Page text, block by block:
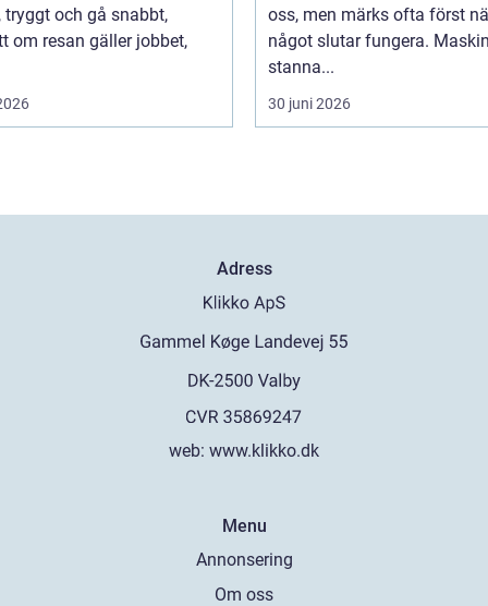
tryggt och gå snabbt,
om resan gäller jobbet,
oss, men märks ofta först
något slutar fungera.
stanna...
30 juni 2026
Adress
web: www.klikko.dk
Menu
Annonsering
Om oss